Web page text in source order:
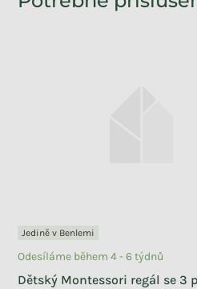
Jedině v Benlemi
Dětský Montessori regál se 3
Odesíláme během 4 - 6 týdnů